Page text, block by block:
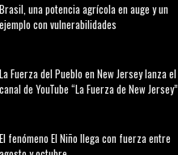
Brasil, una potencia agrícola en auge y un
ejemplo con vulnerabilidades
La Fuerza del Pueblo en New Jersey lanza el
canal de YouTube “La Fuerza de New Jersey”
El fenómeno El Niño llega con fuerza entre